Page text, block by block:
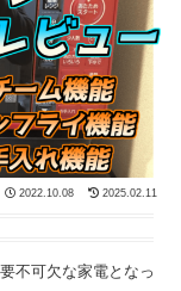
2022.10.08 2025.02.11
不可欠な家電となっ